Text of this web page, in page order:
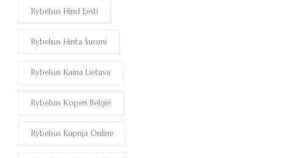
Rybelsus Hind Eesti
Rybelsus Hinta Suomi
Rybelsus Kaina Lietuva
Rybelsus Kopen België
Rybelsus Kupnja Online